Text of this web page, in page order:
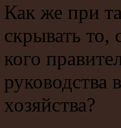
Как же при
скрывать то,
кого
руководства
хозяйства?